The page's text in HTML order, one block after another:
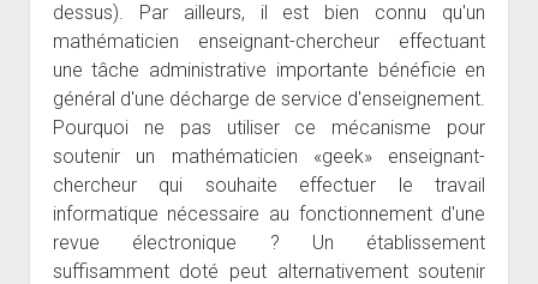
dessus). Par ailleurs, il est bien connu qu'un
mathématicien enseignant-chercheur effectuant
une tâche administrative importante bénéficie en
général d'une décharge de service d'enseignement.
Pourquoi ne pas utiliser ce mécanisme pour
soutenir un mathématicien «geek» enseignant-
chercheur qui souhaite effectuer le travail
informatique nécessaire au fonctionnement d'une
revue électronique ? Un établissement
suffisamment doté peut alternativement soutenir